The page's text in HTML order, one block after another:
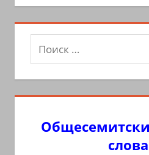
Поиск
для: